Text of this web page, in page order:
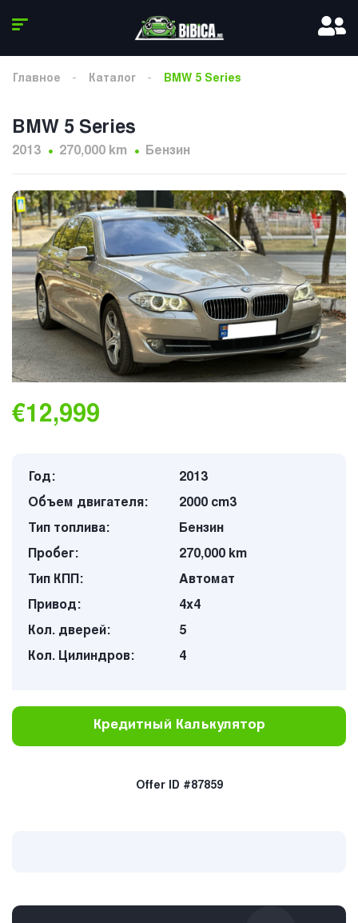
Главное Каталог BMW 5 Series
BMW 5 Series
2013 270,000 km Бензин
€12,999
Год:
2013
Объем двигателя:
2000 cm3
Тип топлива:
Бензин
Пробег:
270,000 km
Тип КПП:
Автомат
Привод:
4х4
Кол. дверей:
5
Кол. Цилиндров:
4
Кредитный Калькулятор
Offer ID #87859